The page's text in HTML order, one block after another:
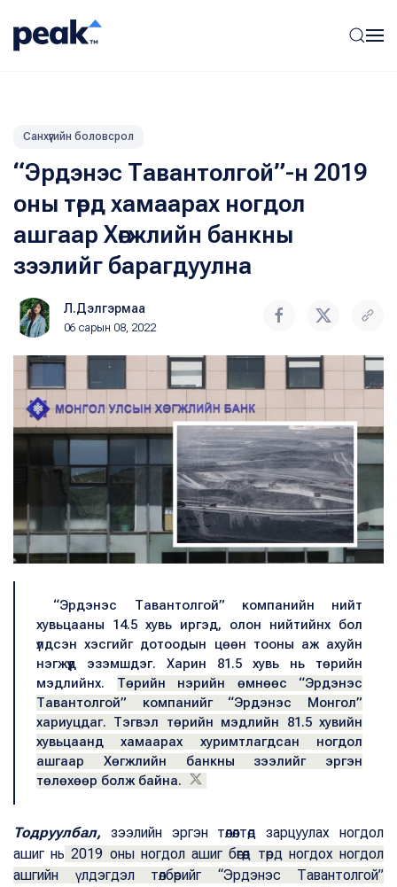
Санхүүгийн боловсрол
“Эрдэнэс Тавантолгой”-н 2019
оны төрд хамаарах ногдол
ашгаар Хөгжлийн банкны
зээлийг барагдуулна
Л.Дэлгэрмаа
06 сарын 08, 2022
“Эрдэнэс Тавантолгой” компанийн нийт
хувьцааны 14.5 хувь иргэд, олон нийтийнх бол
үлдсэн хэсгийг дотоодын цөөн тооны аж ахуйн
нэгжүүд эзэмшдэг. Харин 81.5 хувь нь төрийн
мэдлийнх. Төрийн нэрийн өмнөөс “Эрдэнэс
Тавантолгой” компанийг “Эрдэнэс Монгол”
хариуцдаг. Тэгвэл төрийн мэдлийн 81.5 хувийн
хувьцаанд хамаарах хуримтлагдсан ногдол
ашгаар Хөгжлийн банкны зээлийг эргэн
төлөхөөр болж байна.
Тодруулбал, зээлийн эргэн төлөлтөд зарцуулах ногдол
ашиг нь 2019 оны ногдол ашиг бөгөөд төрд ногдох ногдол
ашгийн үлдэгдэл төлбөрийг “Эрдэнэс Тавантолгой”